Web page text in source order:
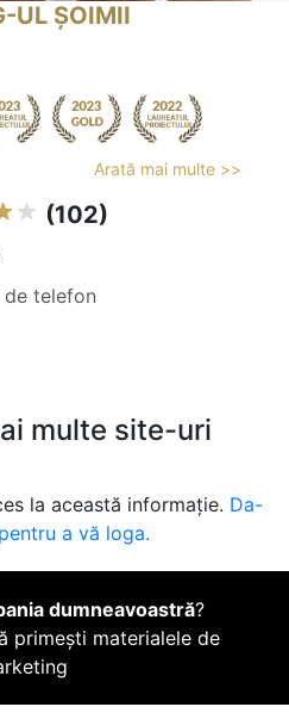
UL ȘOIMII
Arată mai multe >>
(102)
de telefon
multe site-uri
la această informație. Da-
a vă loga.
dumneavoastră?
primești materialele de